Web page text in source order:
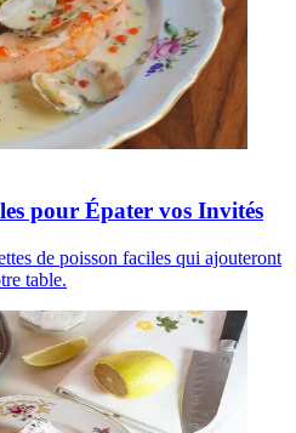
pour Épater vos Invités
de poisson faciles qui ajouteront
table.